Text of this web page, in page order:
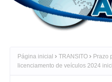
Página inicial TRANSITO
Prazo
licenciamento de veículos 2024